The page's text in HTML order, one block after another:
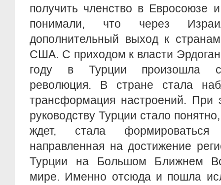
получить членство в Евросоюзе
понимали, что через
дополнительный выход к
США. С приходом к власти
году в Турции произошла
революция. В стране стала
трансформация настроений. При
руководству Турции стало
ждет, стала формироваться
направленная на достижение
Турции на Большом Ближнем
мире. Именно отсюда и пошла